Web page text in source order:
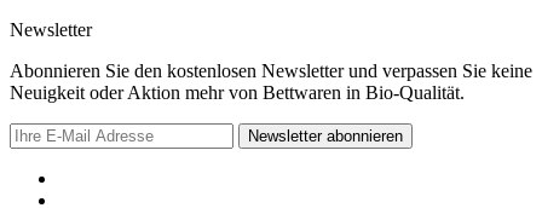
Newsletter
Abonnieren Sie den kostenlosen Newsletter und verpassen Sie keine
Neuigkeit oder Aktion mehr von Bettwaren in Bio-Qualität.
Newsletter abonnieren